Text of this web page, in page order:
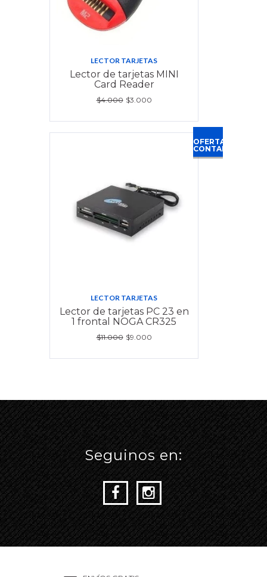
LECTOR TARJETAS
Lector de tarjetas MINI
Card Reader
$4.000 $3.000
OFERTA
CONTADO
LECTOR TARJETAS
Lector de tarjetas PC 23 en
1 frontal NOGA CR325
$11.000 $9.000
Seguinos en: